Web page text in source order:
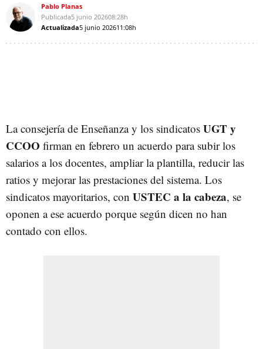
Pablo Planas
Publicada5 junio 202608:28h
Actualizada5 junio 202611:08h
La consejería de Enseñanza y los sindicatos UGT y
CCOO firman en febrero un acuerdo para subir los
salarios a los docentes, ampliar la plantilla, reducir las
ratios y mejorar las prestaciones del sistema. Los
sindicatos mayoritarios, con USTEC a la cabeza, se
oponen a ese acuerdo porque según dicen no han
contado con ellos.